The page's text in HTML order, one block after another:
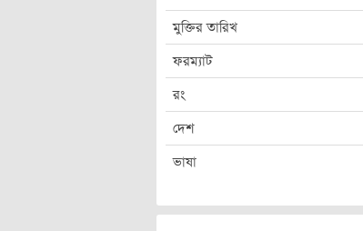
মুক্তির তারিখ
ফরম্যাট
রং
দেশ
ভাষা